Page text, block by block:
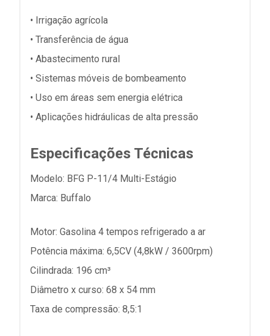
• Irrigação agrícola
• Transferência de água
• Abastecimento rural
• Sistemas móveis de bombeamento
• Uso em áreas sem energia elétrica
• Aplicações hidráulicas de alta pressão
Especificações Técnicas
Modelo: BFG P-11/4 Multi-Estágio
Marca: Buffalo
Motor: Gasolina 4 tempos refrigerado a ar
Potência máxima: 6,5CV (4,8kW / 3600rpm)
Cilindrada: 196 cm³
Diâmetro x curso: 68 x 54 mm
Taxa de compressão: 8,5:1